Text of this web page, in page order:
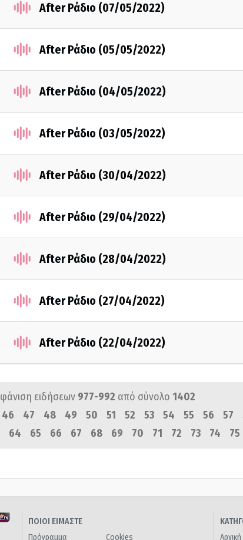
After Ράδιο (07/05/2022)
After Ράδιο (05/05/2022)
After Ράδιο (04/05/2022)
After Ράδιο (03/05/2022)
After Ράδιο (30/04/2022)
After Ράδιο (29/04/2022)
After Ράδιο (28/04/2022)
After Ράδιο (27/04/2022)
After Ράδιο (22/04/2022)
ειδήσεων 977-992 από σύνολο 1402
46 47 48 49 50 51 52 53 54 55 56 57
64 65 66 67 68 69 70 71 72 73 74 75
ΠΟΙΟΙ ΕΙΜΑΣΤΕ
Πρόγραμμα
Cookies
Αρχική